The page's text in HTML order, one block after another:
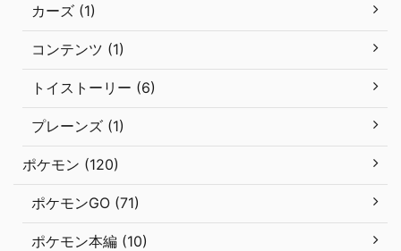
カーズ (1)
コンテンツ (1)
トイストーリー (6)
プレーンズ (1)
ポケモン (120)
ポケモンGO (71)
ポケモン本編 (10)